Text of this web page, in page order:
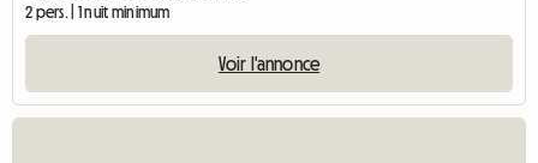
2 pers. | 1 nuit minimum
Voir l'annonce